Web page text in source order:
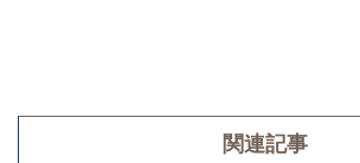
関連記事